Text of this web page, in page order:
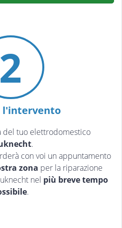
2
l'intervento
del tuo elettrodomestico
.
con voi un appuntamento
zona per la riparazione
nel più breve tempo
.